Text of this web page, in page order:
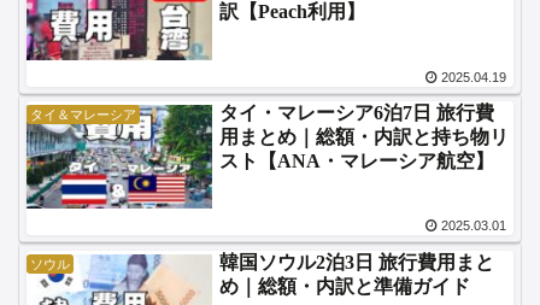
訳【Peach利用】
2025.04.19
タイ＆マレーシア
タイ・マレーシア6泊7日 旅行費
用まとめ｜総額・内訳と持ち物リ
スト【ANA・マレーシア航空】
2025.03.01
ソウル
韓国ソウル2泊3日 旅行費用まと
め｜総額・内訳と準備ガイド